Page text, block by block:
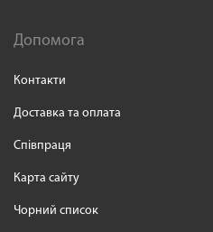
Допомога
Контакти
Доставка та оплата
Співпраця
Карта сайту
Чорний список